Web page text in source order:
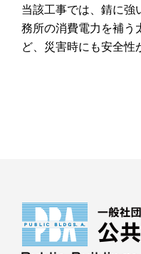
当該工事では、錆に
務所の消費電力を補う
ど、災害時にも安全